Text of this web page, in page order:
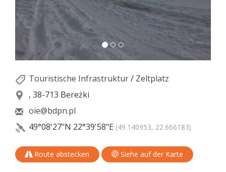
Touristische Infrastruktur/ Zeltplatz
, 38-713 Bereżki
oie@bdpn.pl
49°08'27"N 22°39'58"E (49.140953, 22.666183)
Route abstecken Siehe auf der Karte